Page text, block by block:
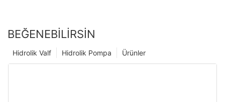
BEĞENEBILIRSIN
Ürünler
Hidrolik Pompa
Hidrolik Valf